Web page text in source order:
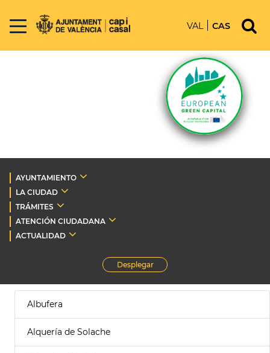
VAL CAS
AYUNTAMIENTO
LA CIUDAD
TRÁMITES
ATENCIÓN CIUDADANA
ACTUALIDAD
Desplegar
Albufera
Alquería de Solache